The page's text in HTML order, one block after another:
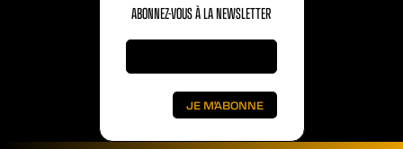
ABONNEZ-VOUS À LA NEWSLETTER